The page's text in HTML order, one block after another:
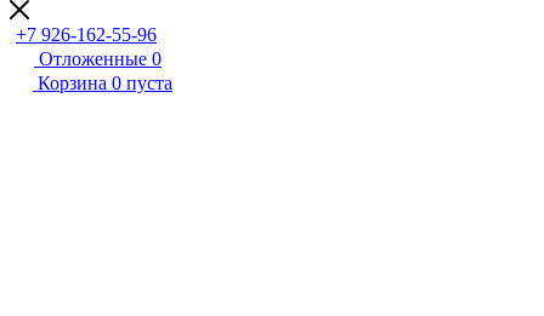
+7 926-162-55-96
Отложенные 0
Корзина 0 пуста